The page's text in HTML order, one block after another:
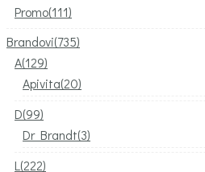
Promo(111)
Brandovi(735)
A(129)
Apivita(20)
D(99)
Dr Brandt(3)
L (222)